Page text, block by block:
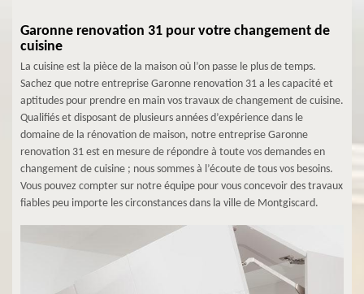
Garonne renovation 31 pour votre changement de
cuisine
La cuisine est la pièce de la maison où l’on passe le plus de temps.
Sachez que notre entreprise Garonne renovation 31 a les capacité et
aptitudes pour prendre en main vos travaux de changement de cuisine.
Qualifiés et disposant de plusieurs années d’expérience dans le
domaine de la rénovation de maison, notre entreprise Garonne
renovation 31 est en mesure de répondre à toute vos demandes en
changement de cuisine ; nous sommes à l’écoute de tous vos besoins.
Vous pouvez compter sur notre équipe pour vous concevoir des travaux
fiables peu importe les circonstances dans la ville de Montgiscard.